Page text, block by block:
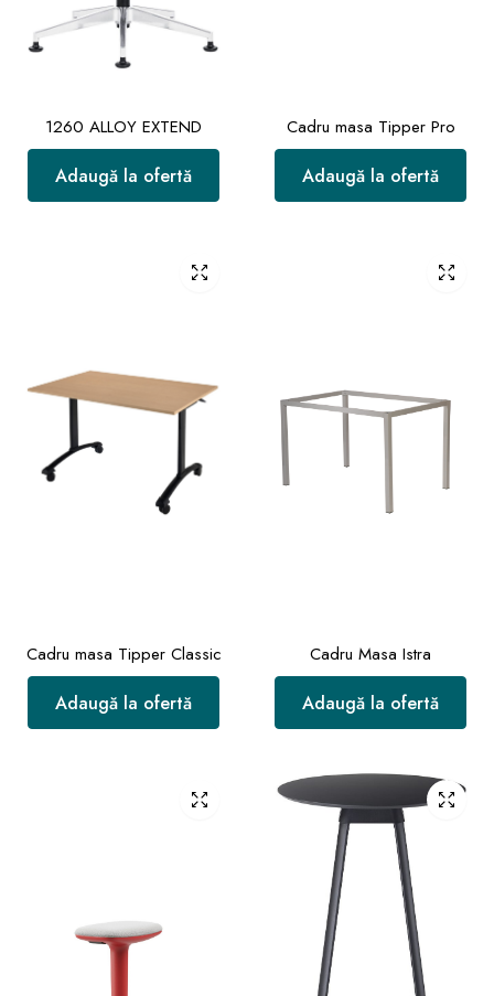
1260 ALLOY EXTEND
Adaugă la ofertă
Cadru masa Tipper Pro
Adaugă la ofertă
Cadru masa Tipper Classic
Adaugă la ofertă
Cadru Masa Istra
Adaugă la ofertă